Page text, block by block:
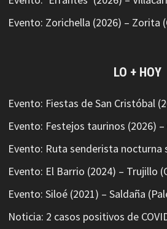
Evento: Zorichella (2026) – Zorita
LO + HOY
Evento: Fiestas de San Cristóbal
Evento: Festejos taurinos (2026) –
Evento: Ruta senderista
Evento: El Barrio (2024) – Trujillo
Evento: Siloé (2021) – Saldaña
Noticia: 2 casos positivos de